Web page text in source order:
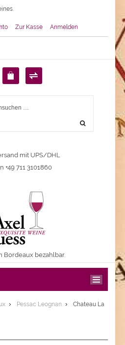
Zur Kasse Anmelden
mit UPS/DHL
+49 711 3101860
Bordeaux bezahlbar.
Pessac Leognan
Chateau La